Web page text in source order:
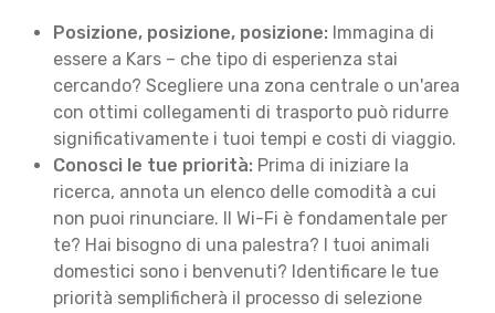
Posizione, posizione, posizione: Immagina di
essere a Kars – che tipo di esperienza stai
cercando? Scegliere una zona centrale o un'area
con ottimi collegamenti di trasporto può ridurre
significativamente i tuoi tempi e costi di viaggio.
Conosci le tue priorità: Prima di iniziare la
ricerca, annota un elenco delle comodità a cui
non puoi rinunciare. Il Wi-Fi è fondamentale per
te? Hai bisogno di una palestra? I tuoi animali
domestici sono i benvenuti? Identificare le tue
priorità semplificherà il processo di selezione